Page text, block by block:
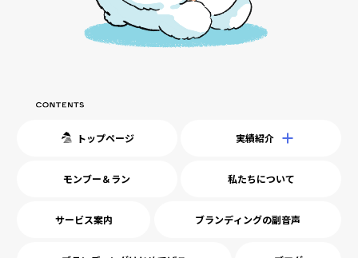
トップページ 実績紹介
モンブー＆ラン 私たちについて
サービス案内 ブランディングの副音声